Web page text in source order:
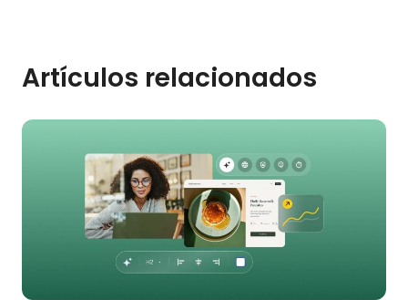
Artículos relacionados